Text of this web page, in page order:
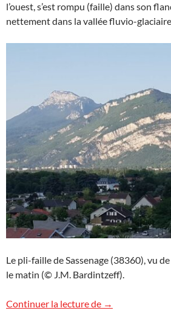
l’ouest, s’est rompu (faille) dans son
nettement dans la vallée fluvio-glaciaire
Le pli-faille de Sassenage (38360), vu
le matin (© J.M. Bardintzeff).
Continuer la lecture de Le pli-faille de
→